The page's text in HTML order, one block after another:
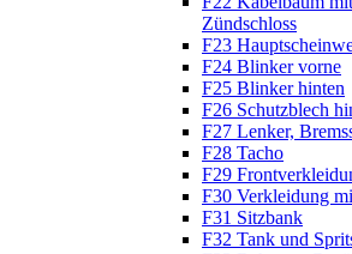
Zündschloss
F23
F24 Blinker vorne
F25 Blinker hinten
F26 Schutzblech
F27 Lenker,
F28 Tacho
F29
F30 Verkleidung
F31 Sitzbank
F32 Tank und